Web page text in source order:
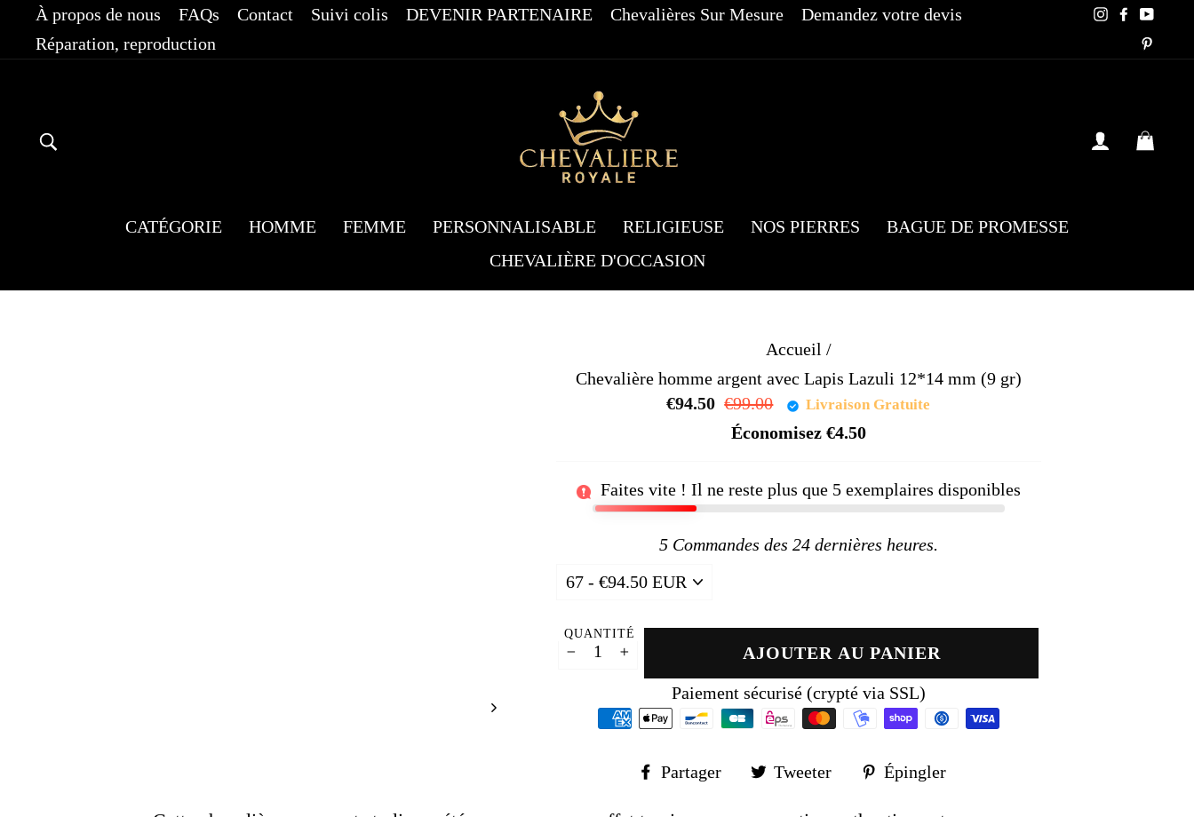
Passer
contenu
À propos de nous FAQs Contact Suivi colis DEVENIR PARTENAIRE Chevalières Sur Mesure
Demandez votre devis
Réparation, reproduction
Instagram
SE
CATÉGORIE HOMME FEMME PERSONNALISABLE RELIGIEUSE NOS PIERRES
BAGUE DE PROMESSE
CHEVALIÈRE D'OCCASION
Accueil /
Chevalière homme argent avec Lapis Lazuli 12*14 mm (9 gr)
€94.50 Prix
régulier
€99.00
Prix
réduit
Livraison Gratuite
Économisez €4.50
Faites vite ! Il ne reste plus que 5 exemplaires disponibles
5Commandes des 24 dernières heures.
QUANTITÉ
AJOUTER AU PANIER
Paiement sécurisé (crypté via SSL)
Partager
Partager
Facebook
Tweeter
Tweeter
Twitter
Épingler